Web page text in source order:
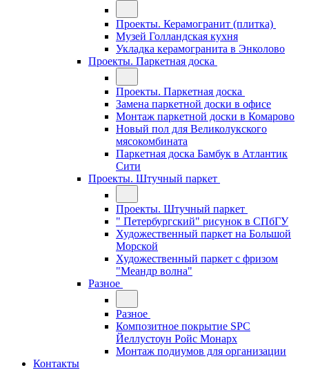
Проекты. Керамогранит (плитка)
Музей Голландская кухня
Укладка керамогранита в Энколово
Проекты. Паркетная доска
Проекты. Паркетная доска
Замена паркетной доски в офисе
Монтаж паркетной доски в Комарово
Новый пол для Великолукского
мясокомбината
Паркетная доска Бамбук в Атлантик
Сити
Проекты. Штучный паркет
Проекты. Штучный паркет
" Петербургский" рисунок в СПбГУ
Художественный паркет на Большой
Морской
Художественный паркет с фризом
"Меандр волна"
Разное
Разное
Композитное покрытие SPC
Йеллустоун Ройс Монарх
Монтаж подиумов для организации
Контакты